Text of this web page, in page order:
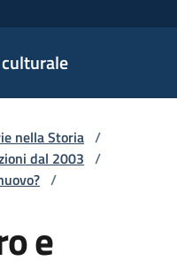
nella Storia /
dal 2003 /
/
e